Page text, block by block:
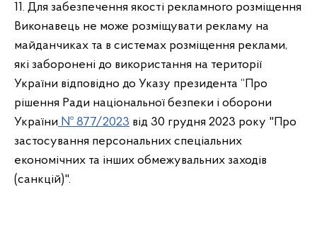
11. Для забезпечення якості рекламного розміщення
Виконавець не може розміщувати рекламу на
майданчиках та в системах розміщення реклами,
які заборонені до використання на території
України відповідно до Указу президента “Про
рішення Ради національної безпеки і оборони
України № 877/2023 від 30 грудня 2023 року "Про
застосування персональних спеціальних
економічних та інших обмежувальних заходів
(санкцій)".